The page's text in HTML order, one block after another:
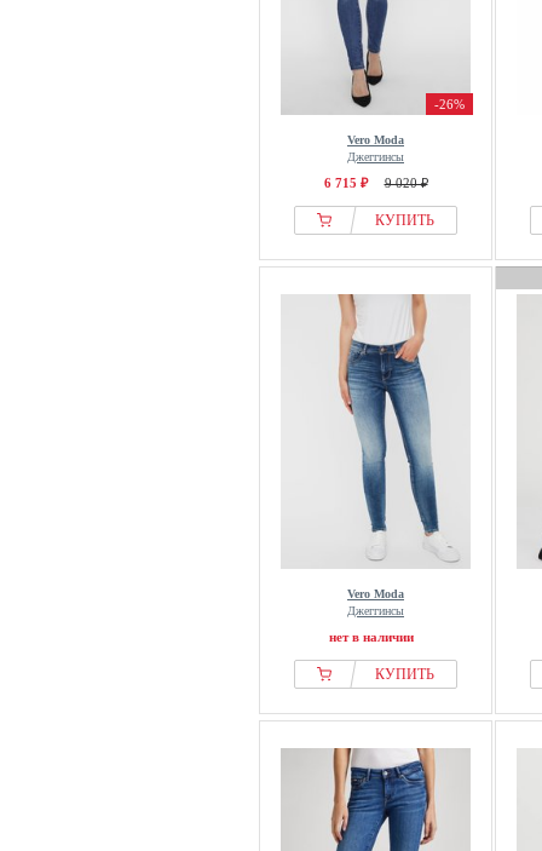
-26%
Vero Moda
Джеггинсы
6 715 ₽ 9 020 ₽
КУПИТЬ
Vero Moda
Джеггинсы
нет в наличии
КУПИТЬ